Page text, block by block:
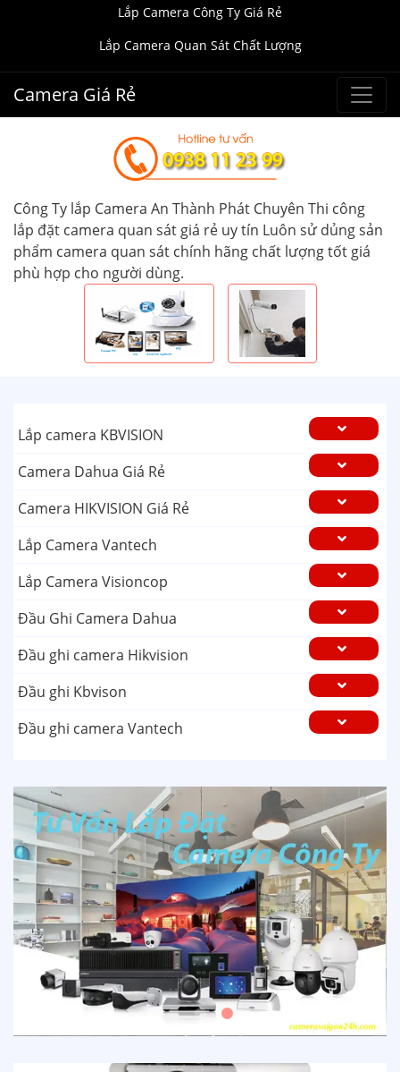
Lắp Camera Công Ty Giá Rẻ
Lắp Camera Quan Sát Chất Lượng
Camera Giá Rẻ
Công Ty lắp Camera An Thành Phát Chuyên Thi công
lắp đặt camera quan sát giá rẻ uy tín Luôn sử dủng sản
phẩm camera quan sát chính hãng chất lượng tốt giá
phù hợp cho người dùng.
Lắp camera KBVISION
Camera Dahua Giá Rẻ
Camera HIKVISION Giá Rẻ
Lắp Camera Vantech
Lắp Camera Visioncop
Đầu Ghi Camera Dahua
Đầu ghi camera Hikvision
Đầu ghi Kbvison
Đầu ghi camera Vantech